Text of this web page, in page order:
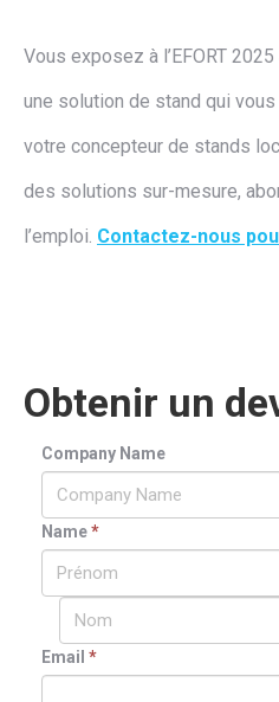
Vous exposez à l’EFORT
une solution de stand qui
votre concepteur de stands
des solutions sur-mesure,
l’emploi. Contactez-nous
Obtenir un
Company Name
Name*
Email *